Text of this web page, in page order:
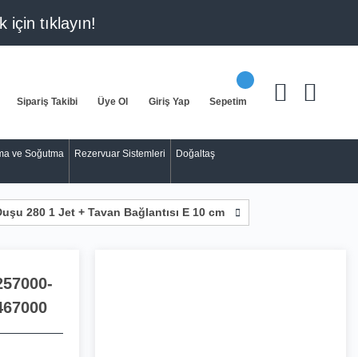
için tıklayın!
Sipariş Takibi Üye Ol Giriş Yap Sepetim
ve Soğutma Rezervuar Sistemleri Doğaltaş
280 1 Jet + Tavan Bağlantısı E 10 cm